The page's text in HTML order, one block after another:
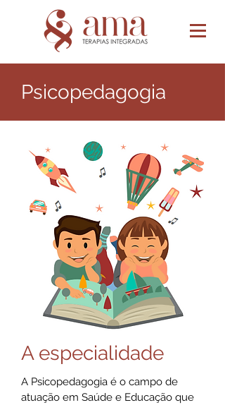
Psicopedagogia
A especialidade
A Psicopedagogia é o campo de
atuação em Saúde e Educação que